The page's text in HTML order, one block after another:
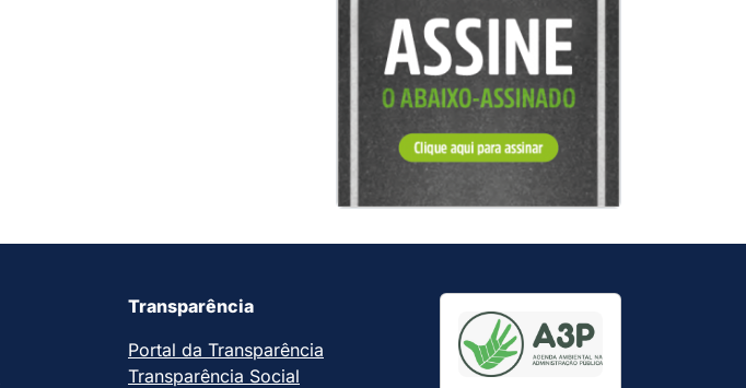
Transparência
Portal da Transparência
Transparência Social